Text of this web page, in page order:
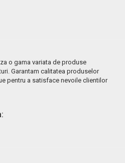
o gama variata de produse
Garantam calitatea produselor
pentru a satisface nevoile clientilor